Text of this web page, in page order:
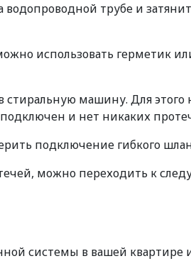
трубе и
использовать герметик
машину. Для
и нет никаких
подключение гибкого
можно переходить к
системы в вашей квартире